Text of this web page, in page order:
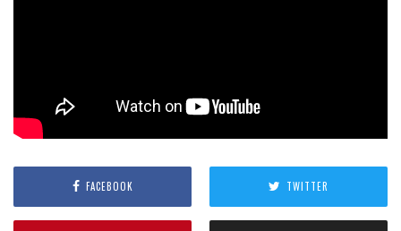
FACEBOOK TWITTER